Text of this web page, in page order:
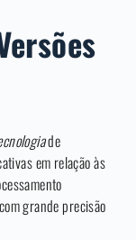
de
em relação às
grande precisão